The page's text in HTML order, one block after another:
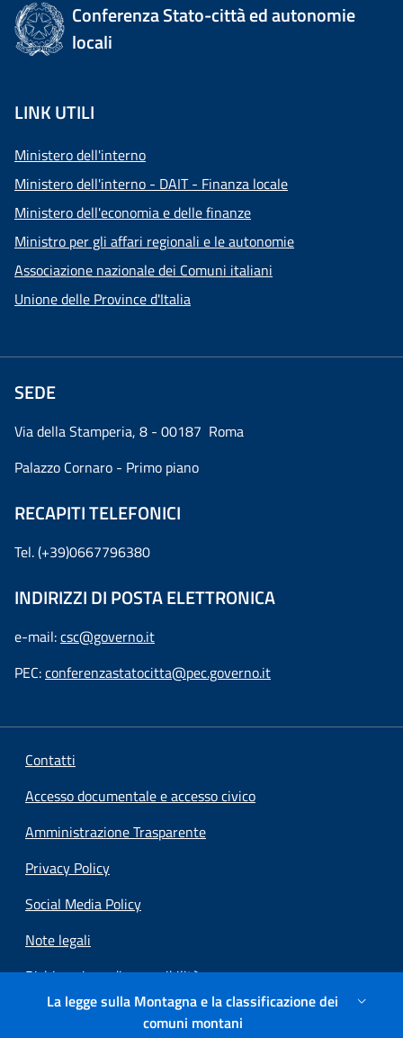
La legge sulla Montagna e la classificazione dei
comuni montani
Conferenza Stato-città ed autonomie
locali
LINK UTILI
Ministero dell'interno
Ministero dell'interno - DAIT - Finanza locale
Ministero dell'economia e delle finanze
Ministro per gli affari regionali e le autonomie
Associazione nazionale dei Comuni italiani
Unione delle Province d'Italia
SEDE
Via della Stamperia, 8 - 00187 Roma
Palazzo Cornaro - Primo piano
RECAPITI TELEFONICI
Tel. (+39)0667796380
INDIRIZZI DI POSTA ELETTRONICA
e-mail:csc@governo.it
PEC:conferenzastatocitta@pec.governo.it
Contatti
Accesso documentale e accesso civico
Amministrazione Trasparente
Privacy Policy
Social Media Policy
Note legali
Dichiarazione di accessibilità
Preferenze cookie